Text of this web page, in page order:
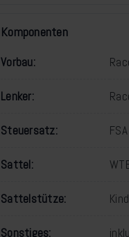
Komponenten
Vorbau:
Lenker:
Steuersatz:
Sattel:
Sattelstütze:
Sonstiges: